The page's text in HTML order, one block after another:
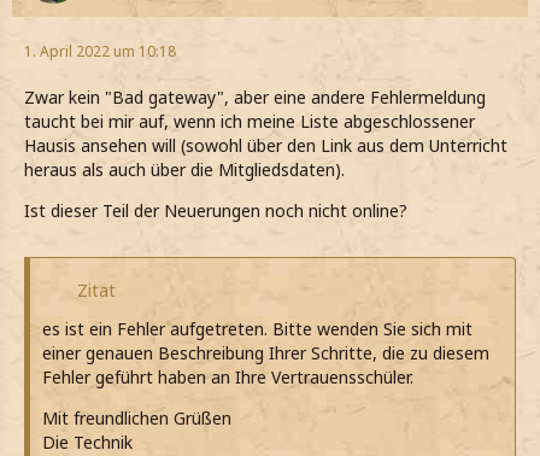
1. April 2022 um 10:18
Zwar kein "Bad gateway", aber eine andere Fehlermeldung
taucht bei mir auf, wenn ich meine Liste abgeschlossener
Hausis ansehen will (sowohl über den Link aus dem Unterricht
heraus als auch über die Mitgliedsdaten).
Ist dieser Teil der Neuerungen noch nicht online?
Zitat
es ist ein Fehler aufgetreten. Bitte wenden Sie sich mit
einer genauen Beschreibung Ihrer Schritte, die zu diesem
Fehler geführt haben an Ihre Vertrauensschüler.
Mit freundlichen Grüßen
Die Technik